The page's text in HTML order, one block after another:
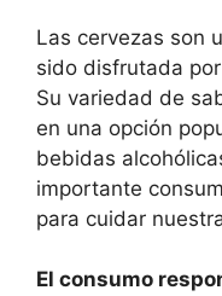
Las cervezas son
sido disfrutada
Su variedad de
en una opción
bebidas
importante
para cuidar
El consumo